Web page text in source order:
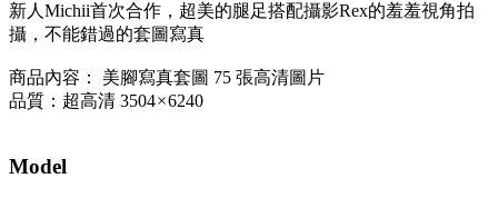
新人Michii首次合作，超美的腿足搭配攝影Rex的羞羞視角拍
攝，不能錯過的套圖寫真
商品內容： 美腳寫真套圖 75 張高清圖片
品質：超高清 3504 × 6240
Model